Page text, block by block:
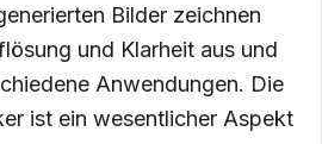
Bilder zeichnen
und Klarheit aus und
Anwendungen. Die
ist ein wesentlicher Aspekt